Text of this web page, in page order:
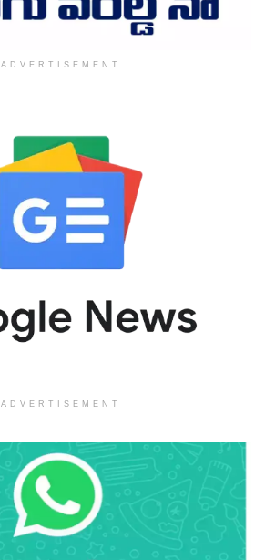
ADVERTISEMENT
ADVERTISEMENT